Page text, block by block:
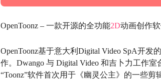
OpenToonz – 一款开源的全功能2D动画创作
OpenToonz基于意大利Digital Video SpA开发
作。Dwango 与 Digital Video 和吉卜力工作室
“Toonz”软件首次用于《幽灵公主》的一些